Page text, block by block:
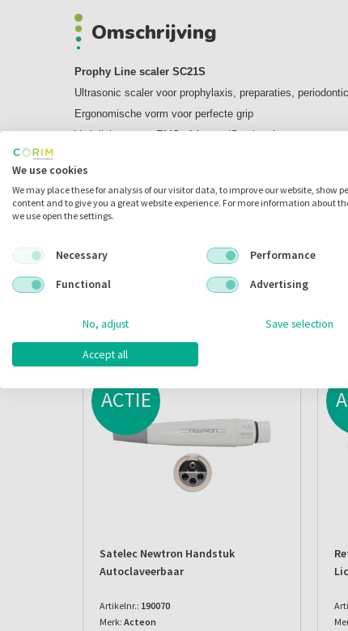
Omschrijving
Prophy Line scaler SC21S
Ultrasonic scaler voor prophylaxis, preparaties,
Ergonomische vorm voor perfecte grip
Verkrijgbaar voor EMS of Acteon/Satelec tips
Pijnvrije behandeling voor de patient door lineare
Cover: Staal
Frequentie: 24-33 kHz
Met Acteon/Satelec aansluiting
Alternatieve producten
ACTIE
Satelec Newtron Handstuk
Autoclaveerbaar
Artikelnr.: 190070
Merk: Acteon
We use cookies
We may place these for analysis of our visitor data, to improve our website, show
content and to give you a great website experience. For more information about
we use open the settings.
Necessary
Performance
Functional
Advertising
No, adjust Save selection
Accept all